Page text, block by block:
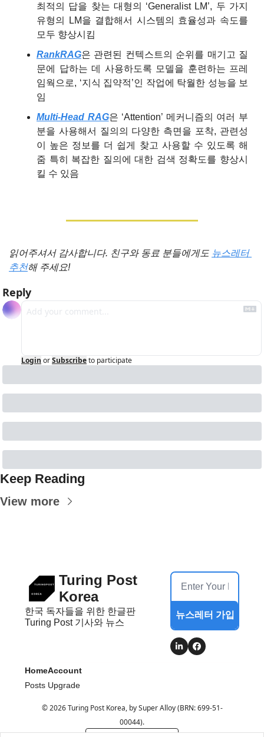
최적의 답을 찾는 대형의 ‘Generalist LM’, 두 가지
유형의 LM을 결합해서 시스템의 효율성과 속도를
모두 향상시킴
RankRAG은 관련된 컨텍스트의 순위를 매기고 질
문에 답하는 데 사용하도록 모델을 훈련하는 프레
임웍으로, ‘지식 집약적’인 작업에 탁월한 성능을 보
임
Multi-Head RAG은 ‘Attention’ 메커니즘의 여러 부
분을 사용해서 질의의 다양한 측면을 포착, 관련성
이 높은 정보를 더 쉽게 찾고 사용할 수 있도록 해
줌 특히 복잡한 질의에 대한 검색 정확도를 향상시
킬 수 있음
읽어주셔서 감사합니다. 친구와 동료 분들에게도 뉴스레터
추천해 주세요!
Reply
Login orSubscribeto participate
Keep Reading
View more
Turing Post
Korea
한국 독자들을 위한 한글판
Turing Post 기사와 뉴스
뉴스레터 가입
Home
Posts
Account
Upgrade
© 2026 Turing Post Korea, by Super Alloy (BRN: 699-51-
00044).